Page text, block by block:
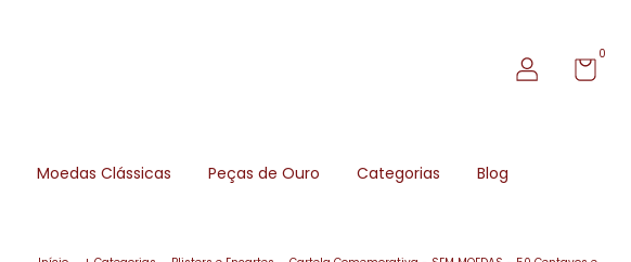
0
Moedas Clássicas Peças de Ouro Categorias Blog